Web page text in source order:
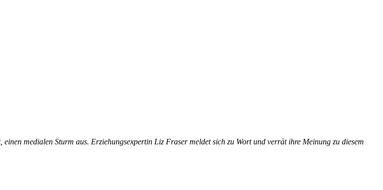
medialen Sturm aus. Erziehungsexpertin Liz Fraser meldet sich zu Wort und verrät ihre Meinung zu diesem